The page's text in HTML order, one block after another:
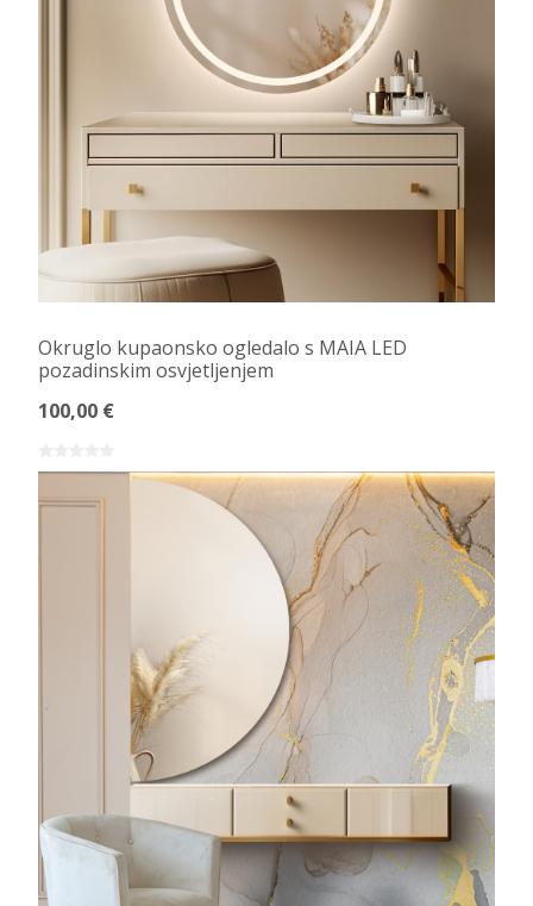
Okruglo kupaonsko ogledalo s MAIA LED
pozadinskim osvjetljenjem
100,00 €